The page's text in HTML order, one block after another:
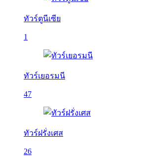
ทัวร์ตูนีเซีย
1
ทัวร์เยอรมนี
47
ทัวร์ฝรั่งเศส
26